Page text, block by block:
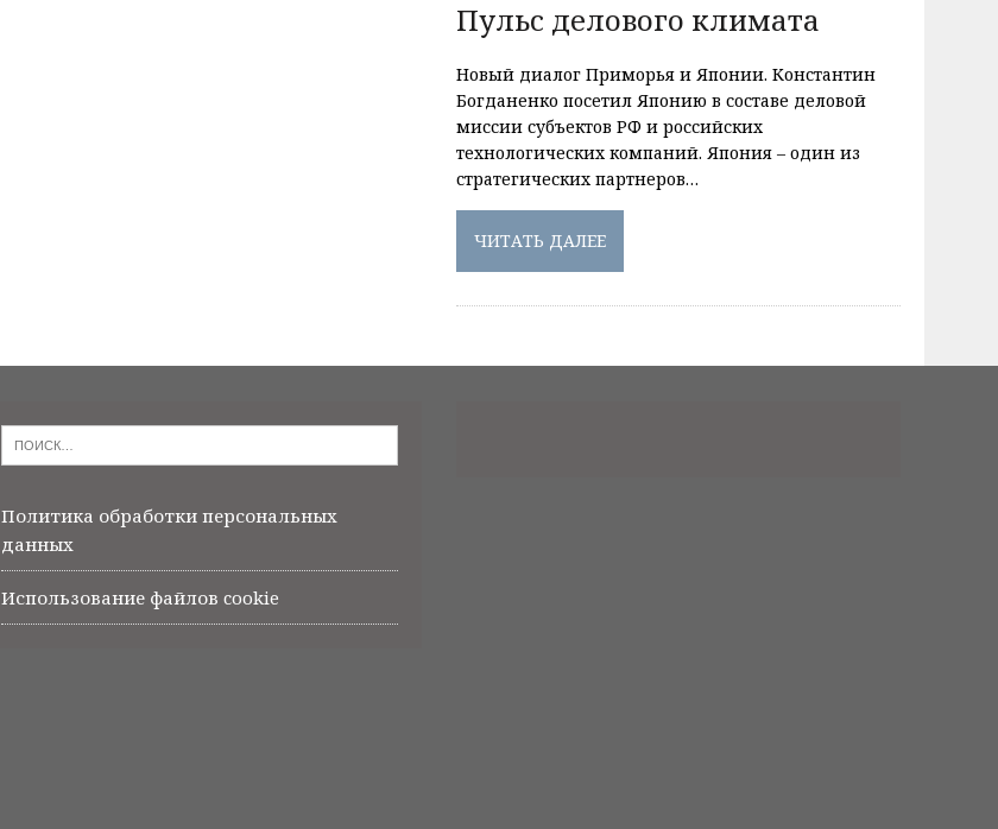
Пульс делового климата
Новый диалог Приморья и Японии. Константин
Богданенко посетил Японию в составе деловой
миссии субъектов РФ и российских
технологических компаний. Япония – один из
стратегических партнеров…
ЧИТАТЬ ДАЛЕЕ
Политика обработки персональных
данных
Использование файлов cookie